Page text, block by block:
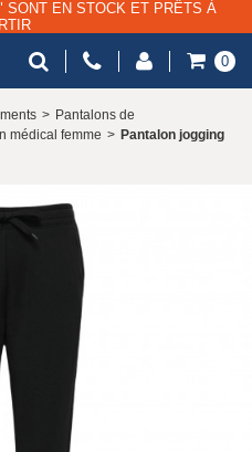
SONT EN STOCK ET PRÊTS À
0
> Pantalons de
médical femme > Pantalon jogging